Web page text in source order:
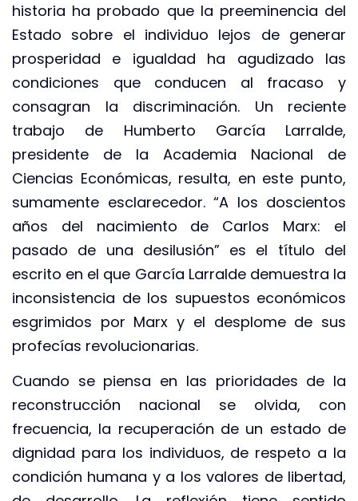
historia ha probado que la preeminencia del
Estado sobre el individuo lejos de generar
prosperidad e igualdad ha agudizado las
condiciones que conducen al fracaso y
consagran la discriminación. Un reciente
trabajo de Humberto García Larralde,
presidente de la Academia Nacional de
Ciencias Económicas, resulta, en este punto,
sumamente esclarecedor. “A los doscientos
años del nacimiento de Carlos Marx: el
pasado de una desilusión” es el título del
escrito en el que García Larralde demuestra la
inconsistencia de los supuestos económicos
esgrimidos por Marx y el desplome de sus
profecías revolucionarias.
Cuando se piensa en las prioridades de la
reconstrucción nacional se olvida, con
frecuencia, la recuperación de un estado de
dignidad para los individuos, de respeto a la
condición humana y a los valores de libertad,